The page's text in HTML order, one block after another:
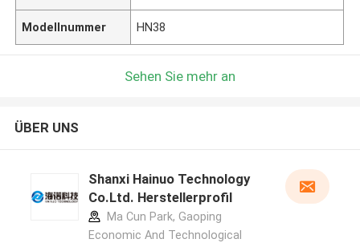
Modellnummer HN38
Sehen Sie mehr an
ÜBER UNS
Shanxi Hainuo Technology
Co.Ltd. Herstellerprofil
Ma Cun Park, Gaoping
Economic And Technological